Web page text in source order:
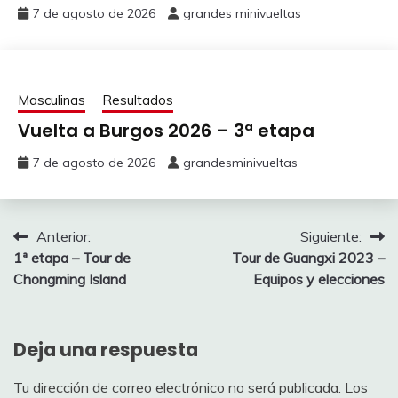
7 de agosto de 2026 grandes minivueltas
Masculinas Resultados
Vuelta a Burgos 2026 – 3ª etapa
7 de agosto de 2026 grandesminivueltas
Navegación
de
Anterior:
1ª etapa – Tour de
Chongming Island
Siguiente:
Tour de Guangxi 2023 –
Equipos y elecciones
Deja una respuesta
Tu dirección de correo electrónico no será publicada. Los